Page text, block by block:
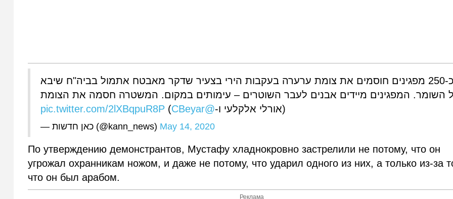
כ-250 מפגינים חוסמים את צומת ערערה בעקבות הירי בצעיר שדקר מאבטח אתמול בביה"ח שיבא
השומר. המפגינים מיידים אבנים לעבר השוטרים – עימותים במקום. המשטרה חסמה את הצומת
(אורלי אלקלעי ו-@CBeyar
)
pic.twitter.com/2lXBqpuR8P
— כאן חדשות (@kann_news) May 14, 2020
По утверждению демонстрантов, Мустафу хладнокровно застрелили не потому, что он
угрожал охранникам ножом, и даже не потому, что ударил одного из них, а только из-за
что он был арабом.
Реклама